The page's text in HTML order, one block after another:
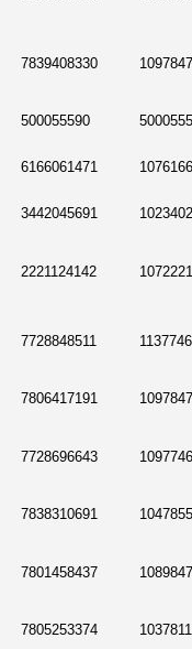
7839408330
500055590
6166061471
3442045691
2221124142
7728848511
7806417191
7728696643
7838310691
7801458437
7805253374